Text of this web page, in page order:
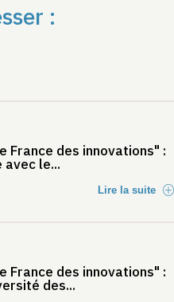
:
France des innovations" :
avec le...
Lire la suite
France des innovations" :
des...